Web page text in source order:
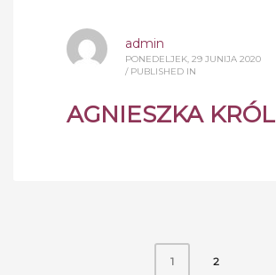
admin
PONEDELJEK, 29 JUNIJA 2020
/ PUBLISHED IN
AGNIESZKA KRÓL
1 2